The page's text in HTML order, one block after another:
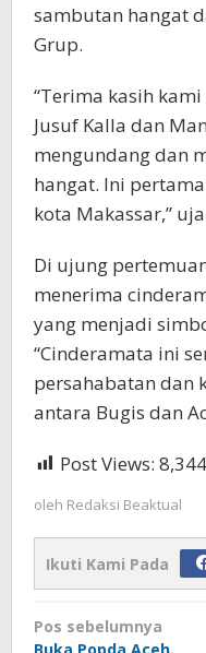
sambutan hangat
Grup.
“Terima kasih
Jusuf Kalla dan
mengundang dan
hangat. Ini
kota Makassar,”
Di ujung
menerima
yang menjadi
“Cinderamata ini
persahabatan dan
antara Bugis dan
Post Views: 8,344
oleh Redaksi Beaktual
Ikuti Kami Pada
Navigasi
Pos sebelumnya
Buka Popda Aceh,